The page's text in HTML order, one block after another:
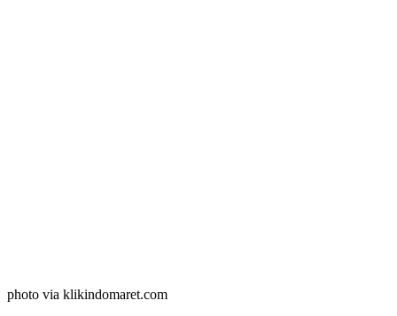
photo via klikindomaret.com